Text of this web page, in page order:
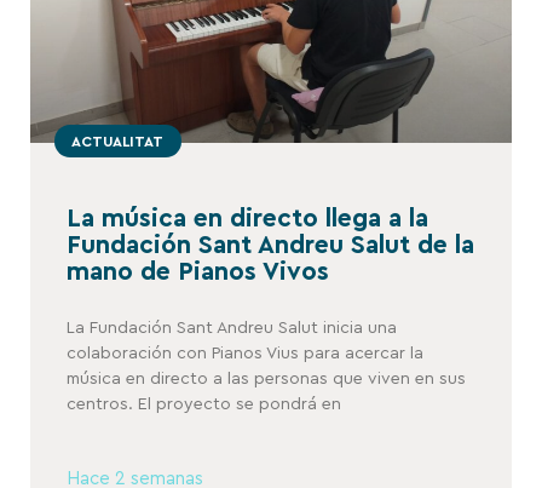
ACTUALITAT
La música en directo llega a la
Fundación Sant Andreu Salut de la
mano de Pianos Vivos
La Fundación Sant Andreu Salut inicia una
colaboración con Pianos Vius para acercar la
música en directo a las personas que viven en sus
centros. El proyecto se pondrá en
Hace 2 semanas